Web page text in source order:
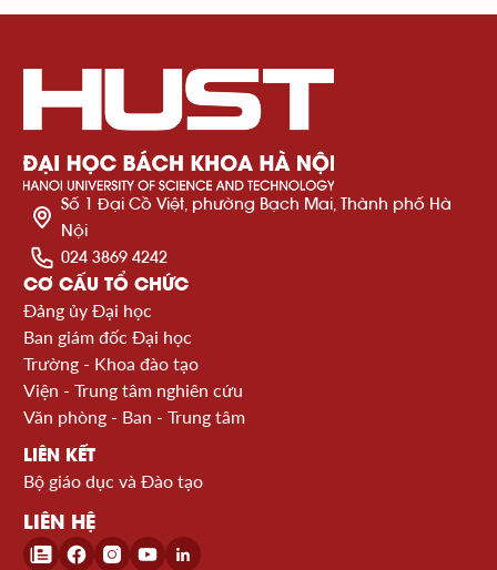
Số 1 Đại Cồ Việt, phường Bạch Mai, Thành phố Hà
Nội
024 3869 4242
CƠ CẤU TỔ CHỨC
Đảng ủy Đại học
Ban giám đốc Đại học
Trường - Khoa đào tạo
Viện - Trung tâm nghiên cứu
Văn phòng - Ban - Trung tâm
LIÊN KẾT
Bộ giáo dục và Đào tạo
LIÊN HỆ